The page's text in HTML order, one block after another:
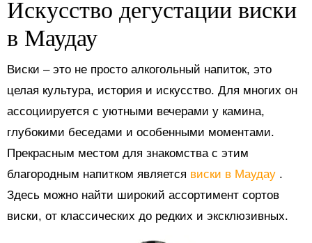
Искусство дегустации виски
в Маудау
Виски – это не просто алкогольный напиток, это
целая культура, история и искусство. Для многих он
ассоциируется с уютными вечерами у камина,
глубокими беседами и особенными моментами.
Прекрасным местом для знакомства с этим
благородным напитком является виски в Маудау .
Здесь можно найти широкий ассортимент сортов
виски, от классических до редких и эксклюзивных.